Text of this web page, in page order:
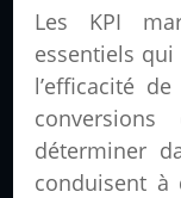
Les KPI
essentiels
l’efficacité
déterminer
conduisent à